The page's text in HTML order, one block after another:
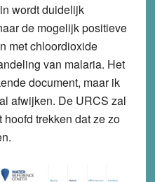
wordt duidelijk
de mogelijk positieve
met chloordioxide
van malaria. Het
document, maar ik
afwijken. De URCS zal
trekken dat ze zo